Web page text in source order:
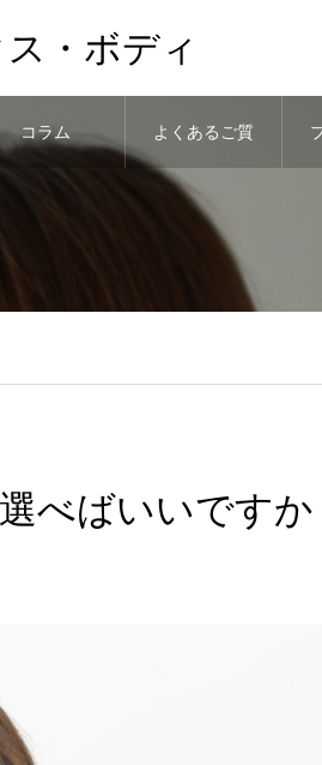
・ボディ
コラム よくあるご質
問
べばいいですか